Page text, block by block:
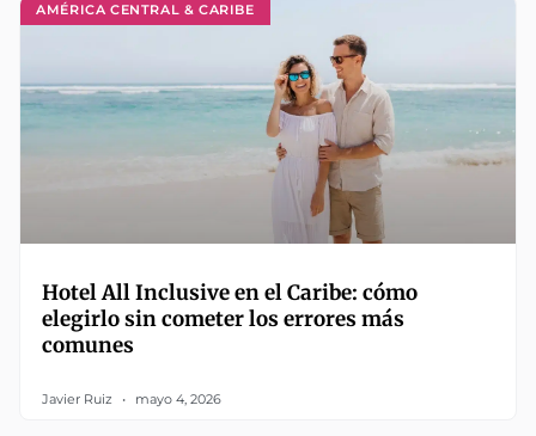
AMÉRICA CENTRAL & CARIBE
Hotel All Inclusive en el Caribe: cómo
elegirlo sin cometer los errores más
comunes
Javier Ruiz mayo 4, 2026